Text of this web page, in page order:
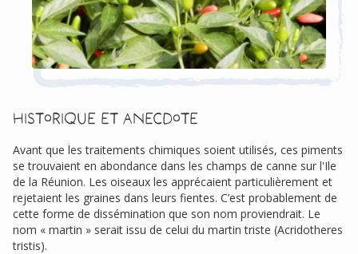
Historique et anecdote
Avant que les traitements chimiques soient utilisés, ces piments
se trouvaient en abondance dans les champs de canne sur l'Ile
de la Réunion. Les oiseaux les apprécaient particulièrement et
rejetaient les graines dans leurs fientes. C’est probablement de
cette forme de dissémination que son nom proviendrait. Le
nom « martin » serait issu de celui du martin triste (Acridotheres
tristis).